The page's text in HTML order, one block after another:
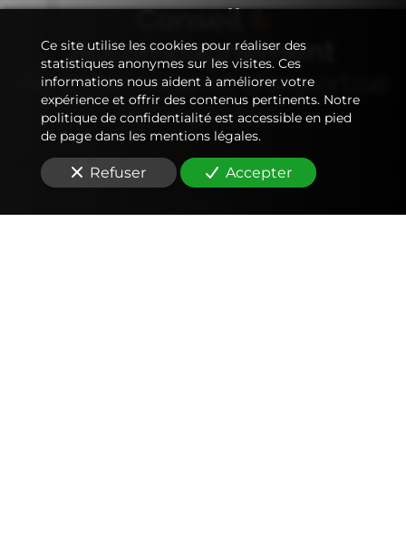
Conseil&
Accompagnement
de votrecabinet d'expertise
comptable
Ce site utilise les cookies pour réaliser des
statistiques anonymes sur les visites. Ces
informations nous aident à améliorer votre
expérience et offrir des contenus pertinents. Notre
politique de confidentialité est accessible en pied
de page dans les mentions légales.
Refuser Accepter